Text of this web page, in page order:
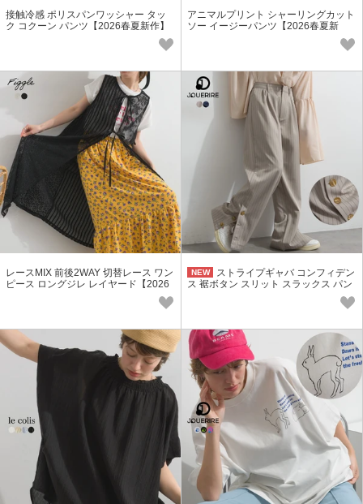
接触冷感 ポリスパンワッシャー タッ
ク コクーン パンツ【2026春夏新作】
アニマルプリント シャーリングカット
ソー イージーパンツ【2026春夏新
レースMIX 前後2WAY 切替レース ワン
ピース ロングジレ レイヤード【2026
NEW
ストライプギャバ コンフィデン
ス 裾ボタン スリット スラックス パン
ツ セットアップ可【2026秋冬新作】